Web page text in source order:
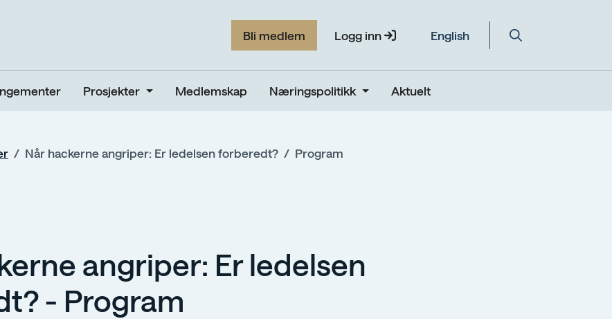
Bli medlem Logg inn English
Prosjekter Medlemskap Næringspolitikk Aktuelt
Når hackerne angriper: Er ledelsen forberedt? Program
angriper: Er ledelsen
- Program